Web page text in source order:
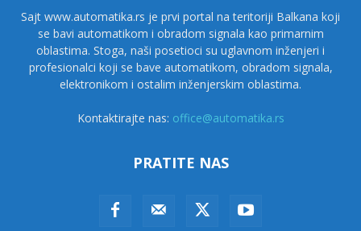
Sajt www.automatika.rs je prvi portal na teritoriji Balkana koji
se bavi automatikom i obradom signala kao primarnim
oblastima. Stoga, naši posetioci su uglavnom inženjeri i
profesionalci koji se bave automatikom, obradom signala,
elektronikom i ostalim inženjerskim oblastima.
Kontaktirajte nas: office@automatika.rs
PRATITE NAS